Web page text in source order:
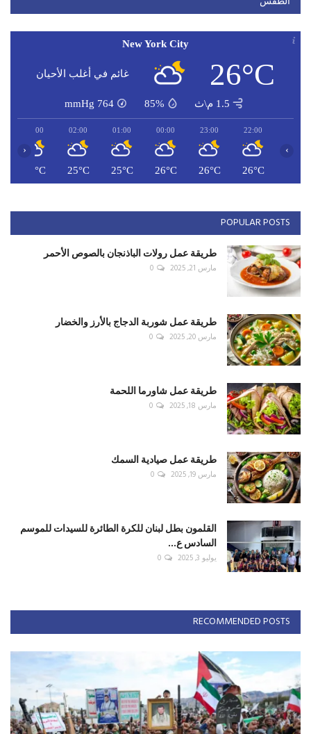
New York City
26°C غائم في أغلب الأحيان
1.5 م\ث 85%
764
mmHg
22:00
26°C
23:00
26°C
00:00
26°C
01:00
25°C
02:00
25°C
03:00
25°C
‹ ›
POPULAR POSTS
طريقة عمل رولات الباذنجان بالصوص الأحمر
مارس 21, 2025 0
طريقة عمل شوربة الدجاج بالأرز والخضار
مارس 20, 2025 0
طريقة عمل شاورما اللحمة
مارس 18, 2025 0
طريقة عمل صيادية السمك
مارس 19, 2025 0
القلمون بطل لبنان للكرة الطائرة للسيدات للموسم
السادس ع...
يوليو 3, 2025 0
RECOMMENDED POSTS